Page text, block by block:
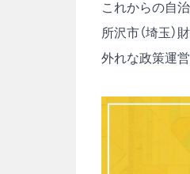
これからの自
所沢市（埼玉
外れな政策運